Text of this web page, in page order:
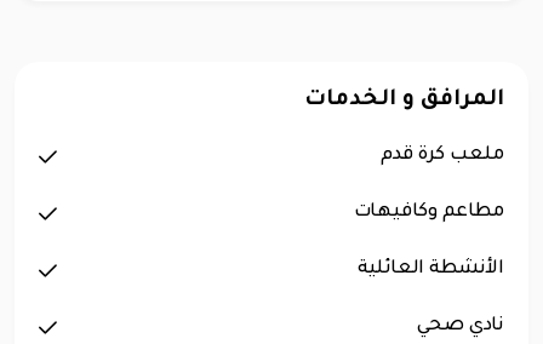
المرافق و الخدمات
ملعب كرة قدم
مطاعم وكافيهات
الأنشطة العائلية
نادي صحي